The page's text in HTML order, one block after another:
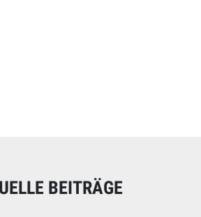
BEITRÄGE